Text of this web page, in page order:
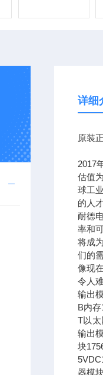
详细
原装
2017
估值
球工
的人
耐德
率和
将成
们的
像现
令人
输出
B内
T以太
输出
块
器模